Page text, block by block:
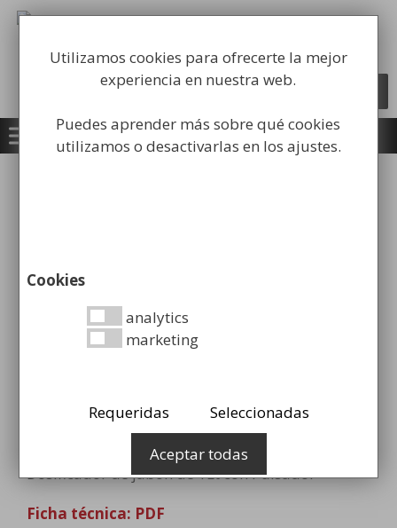
Saltar
contenido
equipamiento para la higiene industrial
Búsqueda
Clásico
Dosificador de jabón de 1Lt con Pulsador
Ficha técnica: PDF
Utilizamos cookies para ofrecerte la mejor
experiencia en nuestra web.
Puedes aprender más sobre qué cookies
utilizamos o desactivarlas en los ajustes.
Cookies
analytics
marketing
Requeridas Seleccionadas
Aceptar todas